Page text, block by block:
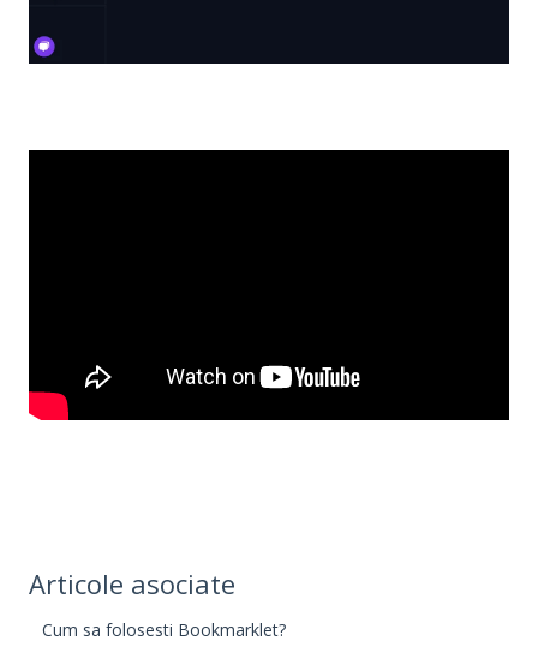
Articole asociate
Cum sa folosesti Bookmarklet?